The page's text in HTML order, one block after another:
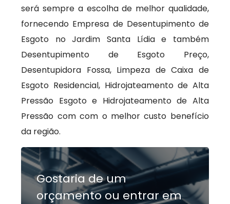
será sempre a escolha de melhor qualidade,
fornecendo Empresa de Desentupimento de
Esgoto no Jardim Santa Lídia e também
Desentupimento de Esgoto Preço,
Desentupidora Fossa, Limpeza de Caixa de
Esgoto Residencial, Hidrojateamento de Alta
Pressão Esgoto e Hidrojateamento de Alta
Pressão com com o melhor custo benefício
da região.
Gostaria de um
orçamento ou entrar em